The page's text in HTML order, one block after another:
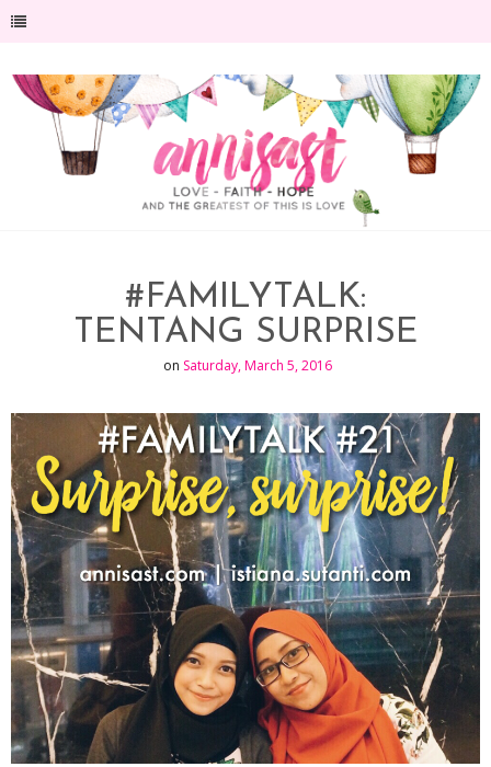
#FAMILYTALK:
TENTANG SURPRISE
on Saturday, March 5, 2016